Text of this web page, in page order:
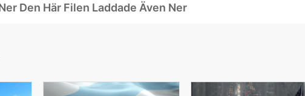
Den Här Filen Laddade Även Ner